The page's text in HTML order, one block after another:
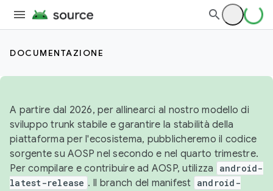
DOCUMENTAZIONE
A partire dal 2026, per allinearci al nostro modello di
sviluppo trunk stabile e garantire la stabilità della
piattaforma per l'ecosistema, pubblicheremo il codice
sorgente su AOSP nel secondo e nel quarto trimestre.
Per compilare e contribuire ad AOSP, utilizza
android-
latest-release . Il branch del manifest android-